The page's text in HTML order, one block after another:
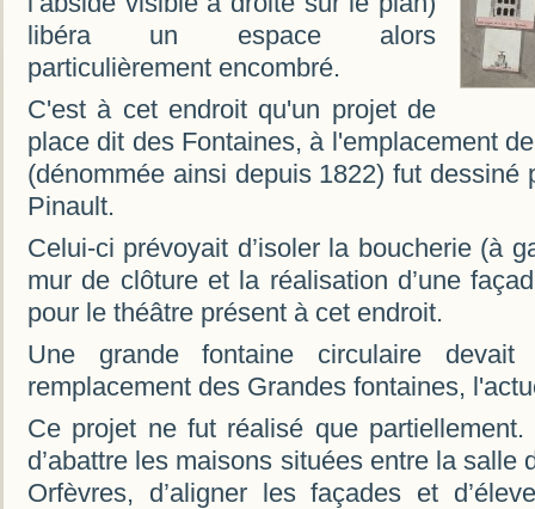
libéra un espace alors
particulièrement encombré.
C'est à cet endroit qu'un projet de
place dit des Fontaines, à l'emplacement
(dénommée ainsi depuis 1822) fut dessiné
Pinault.
Celui-ci prévoyait d’isoler la boucherie (à
mur de clôture et la réalisation d’une
pour le théâtre présent à cet endroit.
Une grande fontaine circulaire
remplacement des Grandes fontaines,
Ce projet ne fut réalisé que
d’abattre les maisons situées entre la salle
Orfèvres, d’aligner les façades et